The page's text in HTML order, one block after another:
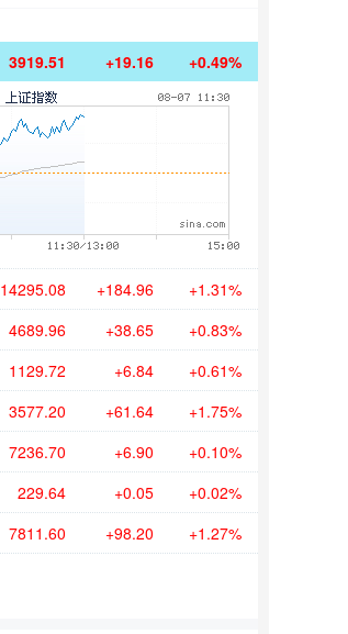
3919.51 +19.16 +0.49%
14295.08 +184.96 +1.31%
4689.96 +38.65 +0.83%
1129.72 +6.84 +0.61%
3577.20 +61.64 +1.75%
7236.70 +6.90 +0.10%
229.64 +0.05 +0.02%
7811.60 +98.20 +1.27%